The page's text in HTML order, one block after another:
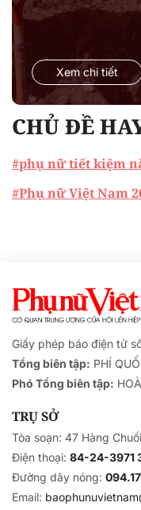
Xem chi tiết
CHỦ ĐỀ
#phụ nữ tiết kiệm
#Phụ nữ Việt Nam
Giấy phép báo điện tử
Tổng biên tập: PHÍ
Phó Tổng biên tập:
TRỤ SỞ
Tòa soạn: 47 Hàng
Điện thoại: 84-24-3971
Đường dây nóng:
Email: